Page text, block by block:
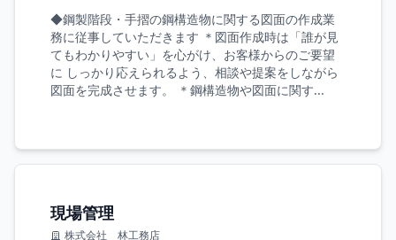
◆鋼製階段・手摺の鋼構造物に関する図面の作成業
務に従事していただきます ＊図面作成時は「誰が見
てもわかりやすい」を心がけ、お客様からのご要望
に しっかり応えられるよう、相談や提案をしながら
図面を完成させます。 ＊鋼構造物や図面に関す...
現場管理
株式会社 林工務店